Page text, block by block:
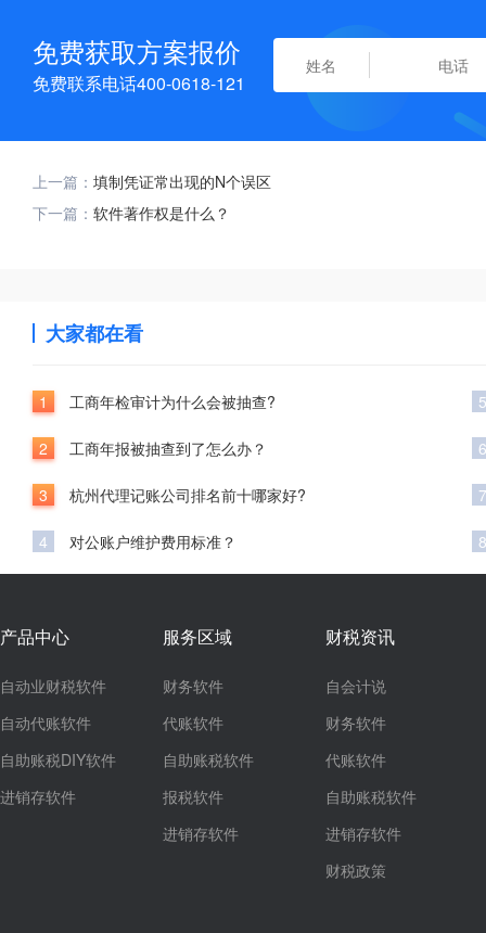
免费获取方案报价
免费联系电话400-0618-121
上一篇： 填制凭证常出现的N个误区
下一篇： 软件著作权是什么？
大家都在看
1 工商年检审计为什么会被抽查?
2 工商年报被抽查到了怎么办？
3 杭州代理记账公司排名前十哪家好?
4 对公账户维护费用标准？
5
6
7
8
产品中心
自动业财税软件
自动代账软件
自助账税DIY软件
进销存软件
服务区域
财务软件
代账软件
自助账税软件
报税软件
进销存软件
财税资讯
自会计说
财务软件
代账软件
自助账税软件
进销存软件
财税政策